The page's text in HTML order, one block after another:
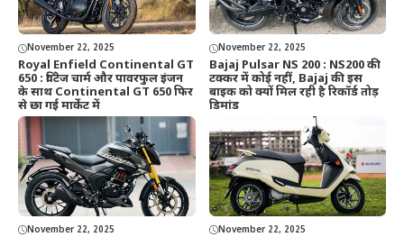
November 22, 2025
Royal Enfield Continental GT
650 : विंटेज चार्म और पावरफुल इंजन
के साथ Continental GT 650 फिर
से छा गई मार्केट में
November 22, 2025
Bajaj Pulsar NS 200 : NS200 की
टक्कर में कोई नहीं, Bajaj की इस
बाइक को क्यों मिल रही है रिकॉर्ड तोड़
डिमांड
November 22, 2025 November 22, 2025